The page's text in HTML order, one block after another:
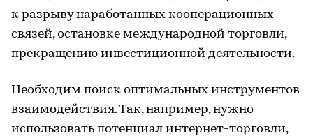
к разрыву наработанных кооперационных
связей, остановке международной торговли,
прекращению инвестиционной деятельности.
Необходим поиск оптимальных инструментов
взаимодействия. Так, например, нужно
использовать потенциал интернет-торговли,